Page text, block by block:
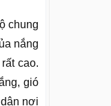
chung
nắng
cao.
gió
nơi